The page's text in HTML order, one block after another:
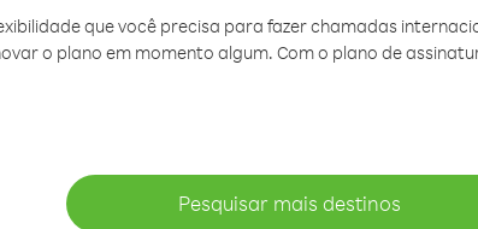
que você precisa para fazer chamadas
o plano em momento algum. Com o plano de
Pesquisar mais destinos